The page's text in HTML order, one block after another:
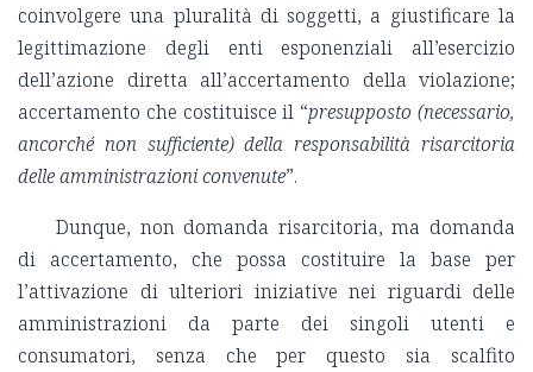
coinvolgere una pluralità di soggetti, a giustificare la
legittimazione degli enti esponenziali all’esercizio
dell’azione diretta all’accertamento della violazione;
accertamento che costituisce il “presupposto (necessario,
ancorché non sufficiente) della responsabilità risarcitoria
delle amministrazioni convenute”.
Dunque, non domanda risarcitoria, ma domanda
di accertamento, che possa costituire la base per
l’attivazione di ulteriori iniziative nei riguardi delle
amministrazioni da parte dei singoli utenti e
consumatori, senza che per questo sia scalfito